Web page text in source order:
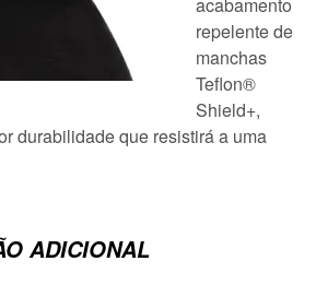
acabamento
repelente de
manchas
Teflon®
Shield+,
durabilidade que resistirá a uma
ADICIONAL